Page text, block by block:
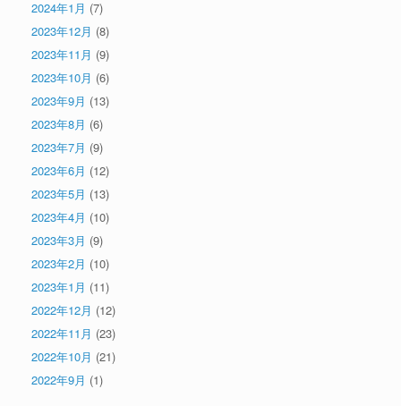
2024年1月 (7)
2023年12月 (8)
2023年11月 (9)
2023年10月 (6)
2023年9月 (13)
2023年8月 (6)
2023年7月 (9)
2023年6月 (12)
2023年5月 (13)
2023年4月 (10)
2023年3月 (9)
2023年2月 (10)
2023年1月 (11)
2022年12月 (12)
2022年11月 (23)
2022年10月 (21)
2022年9月 (1)